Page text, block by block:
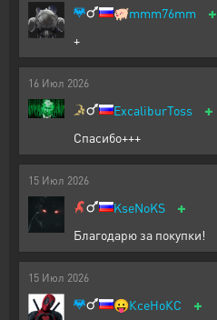
🐖mmm76mm +
+
16 Июл 2026
ExcaliburToss +
Спасибо+++
15 Июл 2026
KseNoKS +
Благодарю за покупки!
15 Июл 2026
😛КсеНоКС +